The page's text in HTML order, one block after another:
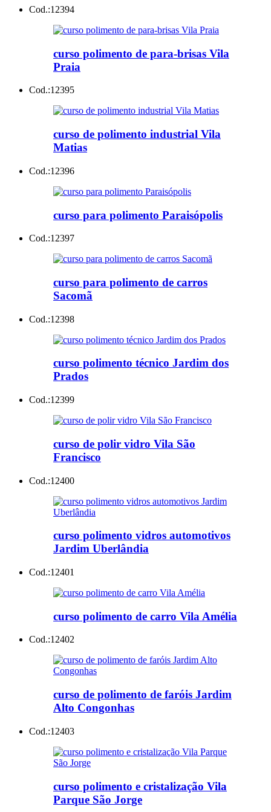
Cod.:12394
curso polimento de para-brisas Vila
Praia
Cod.:12395
curso de polimento industrial Vila
Matias
Cod.:12396
curso para polimento Paraisópolis
Cod.:12397
curso para polimento de carros
Sacomã
Cod.:12398
curso polimento técnico Jardim dos
Prados
Cod.:12399
curso de polir vidro Vila São
Francisco
Cod.:12400
curso polimento vidros automotivos
Jardim Uberlândia
Cod.:12401
curso polimento de carro Vila Amélia
Cod.:12402
curso de polimento de faróis Jardim
Alto Congonhas
Cod.:12403
curso polimento e cristalização Vila
Parque São Jorge